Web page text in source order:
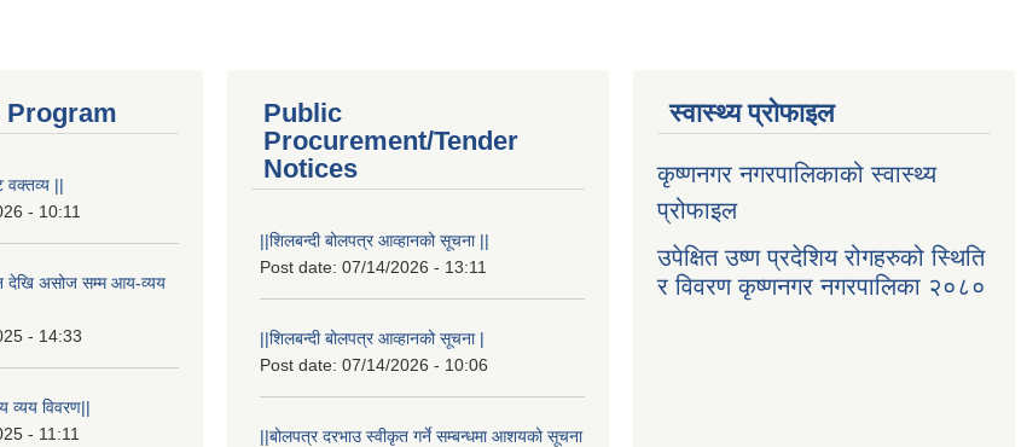
Program
||
- 10:11
असोज सम्म आय-व्यय
- 14:33
विवरण||
- 11:11
Public
Procurement/Tender
Notices
||शिलबन्दी बोलपत्र आव्हानको सूचना ||
Post date: 07/14/2026 - 13:11
||शिलबन्दी बोलपत्र आव्हानको सूचना |
Post date: 07/14/2026 - 10:06
||बोलपत्र दरभाउ स्वीकृत गर्ने सम्बन्धमा आशयको सूचना
स्वास्थ्य प्रोफाइल
कृष्णनगर नगरपालिकाको स्वास्थ्य
प्रोफाइल
उपेक्षित उष्ण प्रदेशिय रोगहरुको स्थिति
र विवरण कृष्णनगर नगरपालिका २०८०